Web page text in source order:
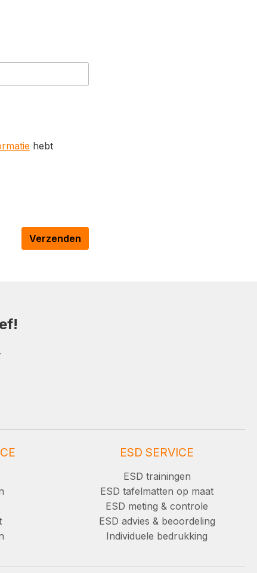
hebt
Verzenden
ESD SERVICE
ESD trainingen
ESD tafelmatten op maat
ESD meting & controle
ESD advies & beoordeling
Individuele bedrukking